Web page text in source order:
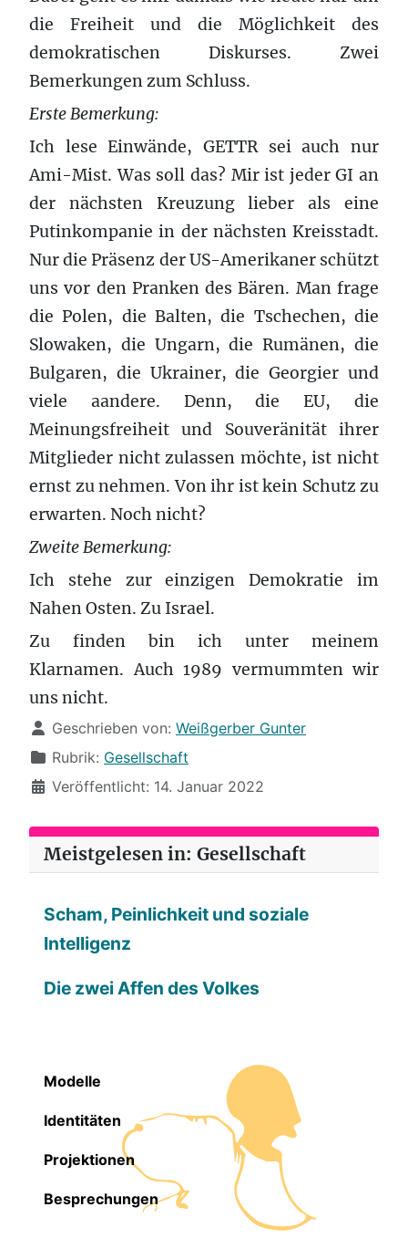
die Freiheit und die Möglichkeit des
demokratischen Diskurses. Zwei
Bemerkungen zum Schluss.
Erste Bemerkung:
Ich lese Einwände, GETTR sei auch nur
Ami-Mist. Was soll das? Mir ist jeder GI an
der nächsten Kreuzung lieber als eine
Putinkompanie in der nächsten Kreisstadt.
Nur die Präsenz der US-Amerikaner schützt
uns vor den Pranken des Bären. Man frage
die Polen, die Balten, die Tschechen, die
Slowaken, die Ungarn, die Rumänen, die
Bulgaren, die Ukrainer, die Georgier und
viele aandere. Denn, die EU, die
Meinungsfreiheit und Souveränität ihrer
Mitglieder nicht zulassen möchte, ist nicht
ernst zu nehmen. Von ihr ist kein Schutz zu
erwarten. Noch nicht?
Zweite Bemerkung:
Ich stehe zur einzigen Demokratie im
Nahen Osten. Zu Israel.
Zu finden bin ich unter meinem
Klarnamen. Auch 1989 vermummten wir
uns nicht.
Details
Geschrieben von: Weißgerber Gunter
Rubrik: Gesellschaft
Veröffentlicht: 14. Januar 2022
Meistgelesen in: Gesellschaft
Scham, Peinlichkeit und soziale
Intelligenz
Die zwei Affen des Volkes
Modelle
Identitäten
Projektionen
Besprechungen